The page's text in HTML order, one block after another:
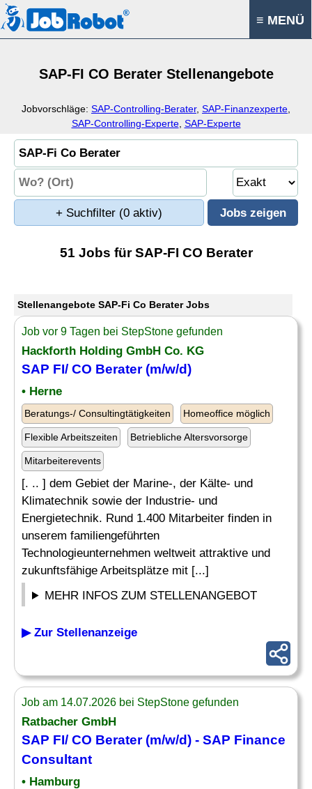
≡ MENÜ
SAP-FI CO Berater Stellenangebote
Jobvorschläge: SAP-Controlling-Berater, SAP-Finanzexperte
SAP-Controlling-Experte, SAP-Experte
+ Suchfilter (0 aktiv)
51 Jobs für SAP-FI CO Berater
Stellenangebote SAP-Fi Co Berater Jobs
Job vor 9 Tagen bei StepStone gefunden
Hackforth Holding GmbH Co. KG
SAP FI/ CO Berater(m/w/d)
• Herne
Beratungs-/ Consultingtätigkeiten Homeoffice möglich
Flexible Arbeitszeiten Betriebliche Altersvorsorge
Mitarbeiterevents
[. .. ] dem Gebiet der Marine-, der Kälte- und
Klimatechnik sowie der Industrie- und
Energietechnik. Rund 1.400 Mitarbeiter finden in
unserem familiengeführten
Technologieunternehmen weltweit attraktive und
zukunftsfähige Arbeitsplätze mit [...]
MEHR INFOS ZUM STELLENANGEBOT
▶ Zur Stellenanzeige
Job am 14.07.2026 bei StepStone gefunden
Ratbacher GmbH
SAP FI/ CO Berater(m/w/d) - SAP Finance
Consultant
• Hamburg